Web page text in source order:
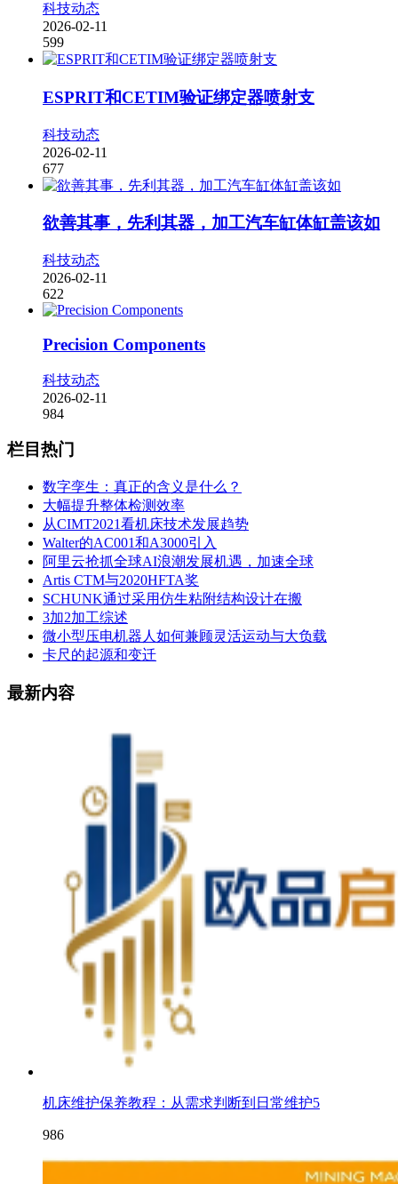
科技动态
2026-02-11
599
ESPRIT和CETIM验证绑定器喷射支
科技动态
2026-02-11
677
欲善其事，先利其器，加工汽车缸体缸盖该如
科技动态
2026-02-11
622
Precision Components
科技动态
2026-02-11
984
栏目热门
数字孪生：真正的含义是什么？
大幅提升整体检测效率
从CIMT2021看机床技术发展趋势
Walter的AC001和A3000引入
阿里云抢抓全球AI浪潮发展机遇，加速全球
Artis CTM与2020HFTA奖
SCHUNK通过采用仿生粘附结构设计在搬
3加2加工综述
微小型压电机器人如何兼顾灵活运动与大负载
卡尺的起源和变迁
最新内容
机床维护保养教程：从需求判断到日常维护5
986